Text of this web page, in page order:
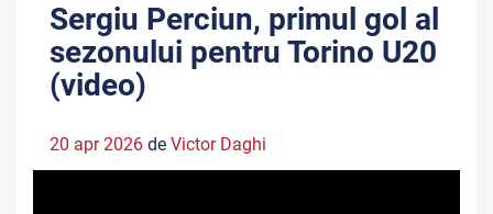
Sergiu Perciun, primul gol al
sezonului pentru Torino U20
(video)
20 apr 2026 de Victor Daghi